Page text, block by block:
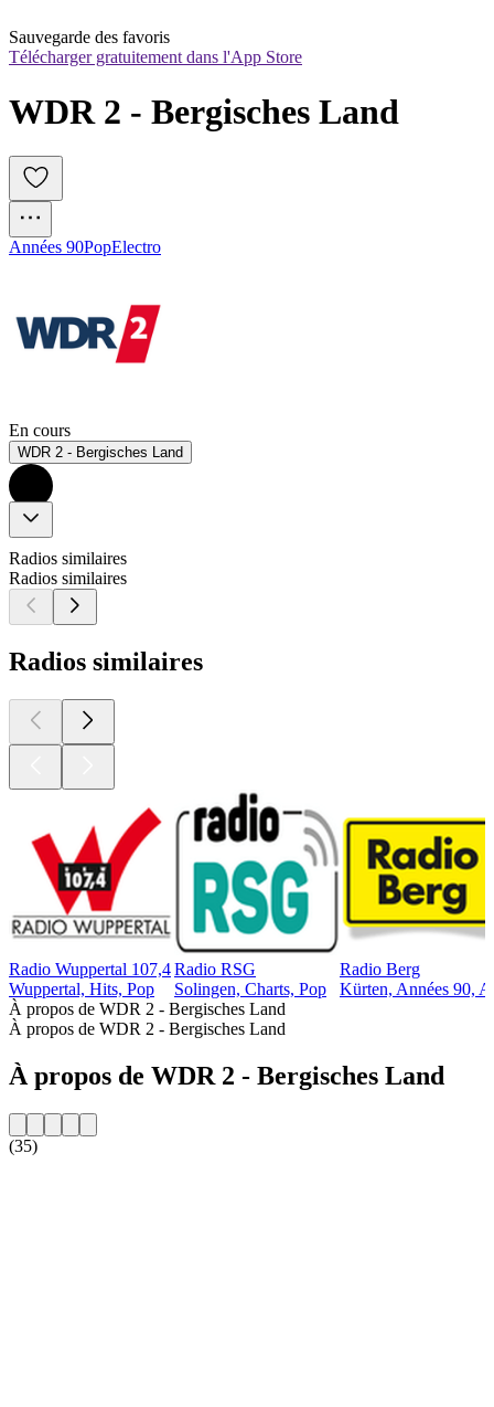
Sauvegarde des favoris
Télécharger gratuitement dans l'App Store
WDR 2 - Bergisches Land
Années 90PopElectro
En cours
WDR 2 - Bergisches Land
Radios similaires
Radios similaires
Radios similaires
Radio Wuppertal 107,4
Wuppertal, Hits, Pop
Radio RSG
Solingen, Charts, Pop
Radio Berg
Kürten, Années 90,
À propos de WDR 2 - Bergisches Land
À propos de WDR 2 - Bergisches Land
À propos de WDR 2 - Bergisches Land
(35)